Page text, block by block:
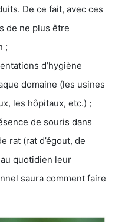
De ce fait, avec ces
de ne plus être
;
d’hygiène
domaine (les usines
les hôpitaux, etc.) ;
de souris dans
rat (rat d’égout, de
quotidien leur
saura comment faire